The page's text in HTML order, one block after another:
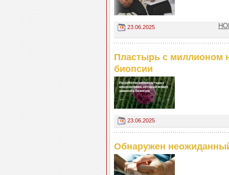
23.06.2025
Пластырь с миллионом
биопсии
23.06.2025
Обнаружен